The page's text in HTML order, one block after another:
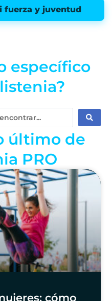
fuerza y juventud
específico
último de
PRO
cómo